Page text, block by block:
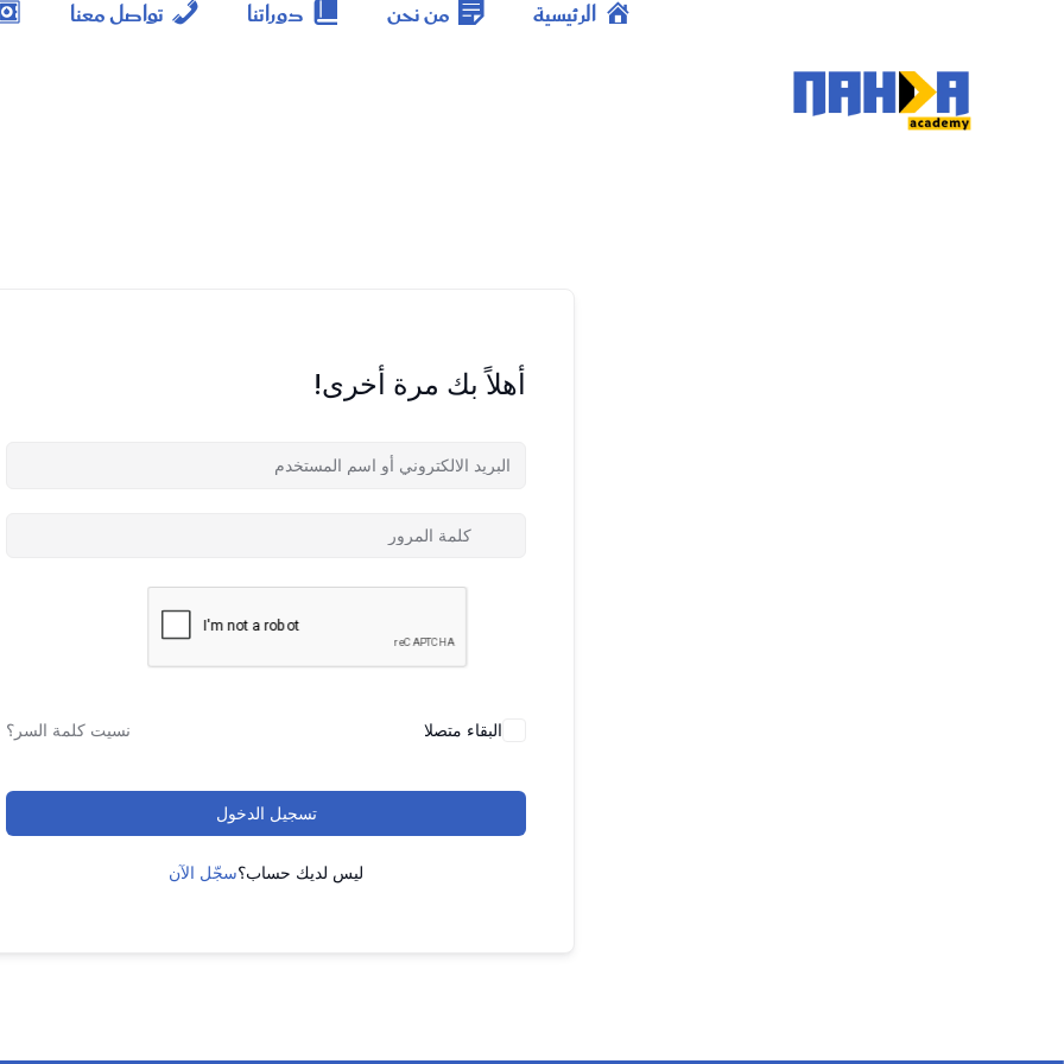
الرئيسية من نحن دوراتنا تواصل معنا
أهلاً بك مرة أخرى!
البقاء متصلا نسيت كلمة السر؟
تسجيل الدخول
ليس لديك حساب؟سجّل الآن